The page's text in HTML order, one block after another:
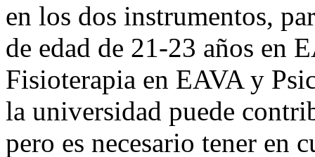
en los dos instrumentos,
de edad de 21-23 años en
Fisioterapia en EAVA y
la universidad puede
pero es necesario tener en